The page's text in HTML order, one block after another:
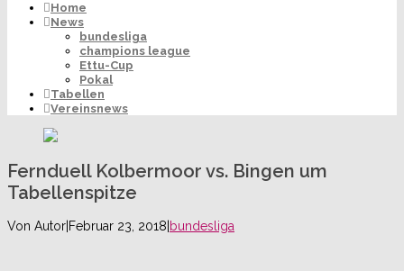
Home
News
bundesliga
champions league
Ettu-Cup
Pokal
Tabellen
Vereinsnews
Fernduell Kolbermoor vs. Bingen um
Tabellenspitze
Von Autor|Februar 23, 2018|bundesliga